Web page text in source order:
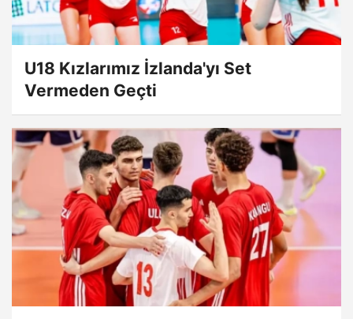
U18 Kızlarımız İzlanda'yı Set
Vermeden Geçti